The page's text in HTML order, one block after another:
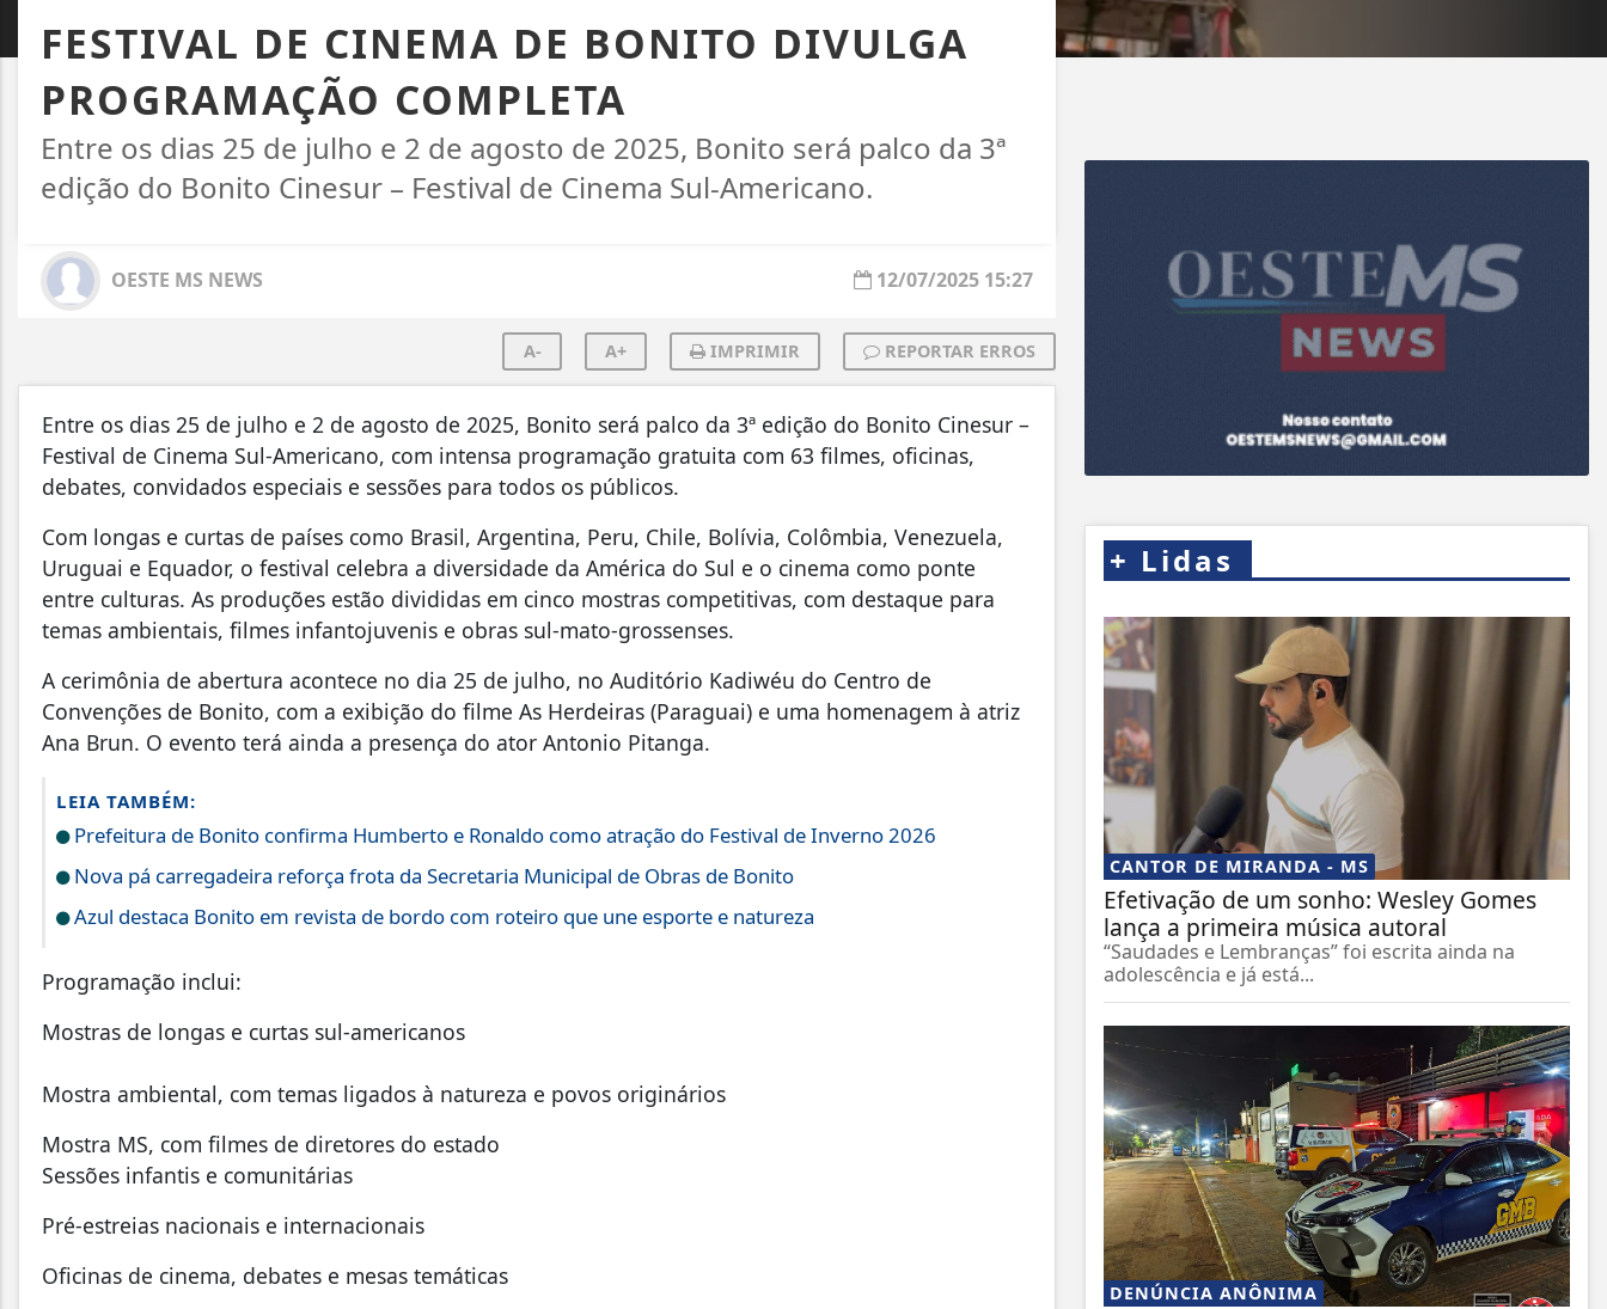
FESTIVAL DE CINEMA DE BONITO DIVULGA
PROGRAMAÇÃO COMPLETA
Entre os dias 25 de julho e 2 de agosto de 2025, Bonito será palco da 3ª
edição do Bonito Cinesur – Festival de Cinema Sul-Americano.
OESTE MS NEWS 12/07/2025 15:27
A- A+ IMPRIMIR REPORTAR ERROS
Entre os dias 25 de julho e 2 de agosto de 2025, Bonito será palco da 3ª edição do Bonito Cinesur –
Festival de Cinema Sul-Americano, com intensa programação gratuita com 63 filmes, oficinas,
debates, convidados especiais e sessões para todos os públicos.
Com longas e curtas de países como Brasil, Argentina, Peru, Chile, Bolívia, Colômbia, Venezuela,
Uruguai e Equador, o festival celebra a diversidade da América do Sul e o cinema como ponte
entre culturas. As produções estão divididas em cinco mostras competitivas, com destaque para
temas ambientais, filmes infantojuvenis e obras sul-mato-grossenses.
A cerimônia de abertura acontece no dia 25 de julho, no Auditório Kadiwéu do Centro de
Convenções de Bonito, com a exibição do filme As Herdeiras (Paraguai) e uma homenagem à atriz
Ana Brun. O evento terá ainda a presença do ator Antonio Pitanga.
LEIA TAMBÉM:
Prefeitura de Bonito confirma Humberto e Ronaldo como atração do Festival de Inverno 2026
Nova pá carregadeira reforça frota da Secretaria Municipal de Obras de Bonito
Azul destaca Bonito em revista de bordo com roteiro que une esporte e natureza
Programação inclui:
Mostras de longas e curtas sul-americanos
Mostra ambiental, com temas ligados à natureza e povos originários
Mostra MS, com filmes de diretores do estado
Sessões infantis e comunitárias
Pré-estreias nacionais e internacionais
Oficinas de cinema, debates e mesas temáticas
+ Lidas
CANTOR DE MIRANDA - MS
Efetivação de um sonho: Wesley Gomes
lança a primeira música autoral
“Saudades e Lembranças” foi escrita ainda na
adolescência e já está...
DENÚNCIA ANÔNIMA